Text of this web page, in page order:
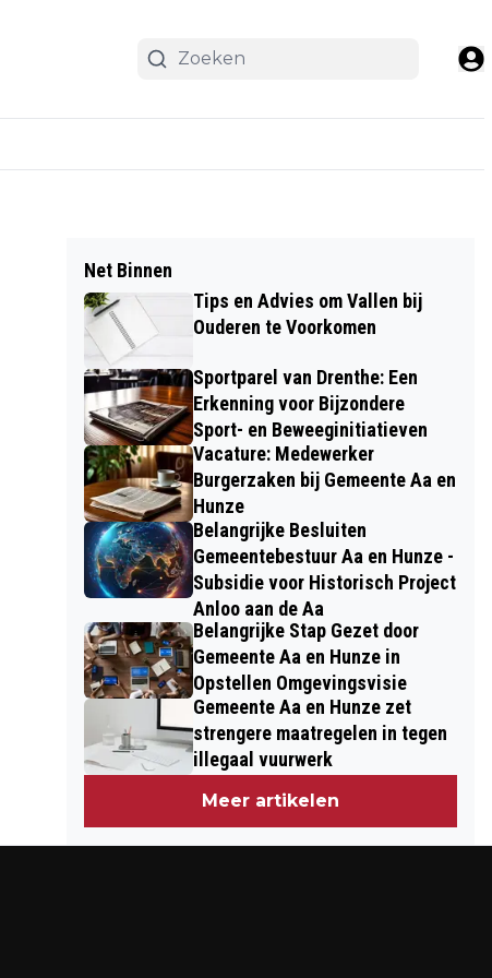
Net Binnen
Tips en Advies om Vallen bij
Ouderen te Voorkomen
Sportparel van Drenthe: Een
Erkenning voor Bijzondere
Sport- en Beweeginitiatieven
Vacature: Medewerker
Burgerzaken bij Gemeente Aa en
Hunze
Belangrijke Besluiten
Gemeentebestuur Aa en Hunze -
Subsidie voor Historisch Project
Anloo aan de Aa
Belangrijke Stap Gezet door
Gemeente Aa en Hunze in
Opstellen Omgevingsvisie
Gemeente Aa en Hunze zet
strengere maatregelen in tegen
illegaal vuurwerk
Meer artikelen